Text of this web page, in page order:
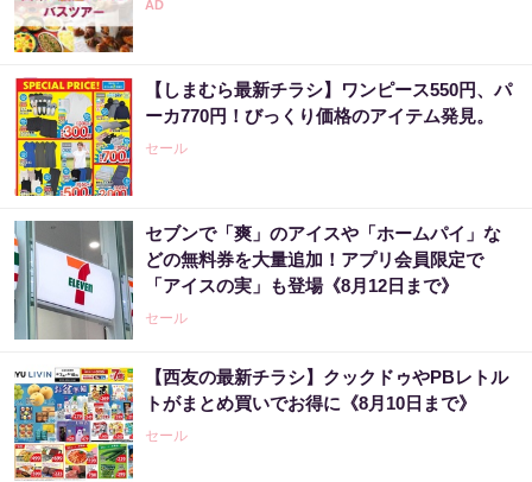
【しまむら最新チラシ】ワンピース550円、パ
ーカ770円！びっくり価格のアイテム発見。
セール
セブンで「爽」のアイスや「ホームパイ」な
どの無料券を大量追加！アプリ会員限定で
「アイスの実」も登場《8月12日まで》
セール
【西友の最新チラシ】クックドゥやPBレトル
トがまとめ買いでお得に《8月10日まで》
セール